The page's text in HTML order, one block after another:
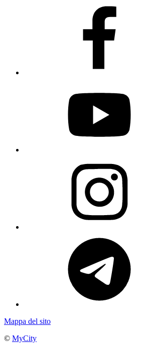
Mappa del sito
© MyCity